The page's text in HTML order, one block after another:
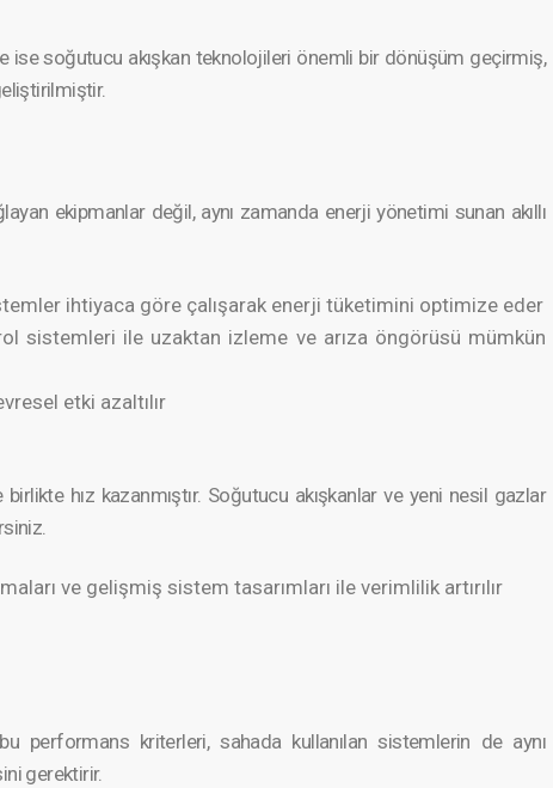
ise soğutucu akışkan teknoloj­ileri önemli bir dönüşüm geçirmiş,
ekipmanlar değil, aynı zamanda enerji yönetimi sunan akıllı
ihtiyaca göre çalışarak enerji tüketimini optimize eder
sistemleri ile uzaktan izleme ve arıza öngörüsü mümkün
etki azaltılır
hız kazanmış­tır. Soğutucu akışkanlar ve yeni nesil gazlar
ve gelişmiş sistem tasarımları ile verimlilik artırılır
performans kriterleri, sahada kullanılan sistemle­rin de aynı
gerektirir.